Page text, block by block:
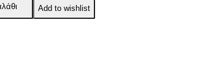
Add to wishlist